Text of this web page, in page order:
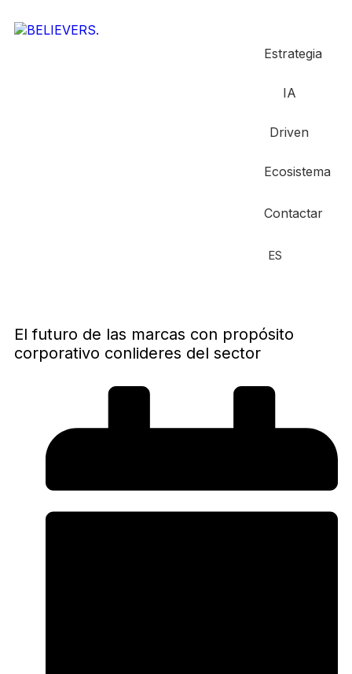
Estrategia
IA
Driven
Ecosistema
Contactar
ES
El futuro de las marcas con propósito
corporativo conlideres del sector